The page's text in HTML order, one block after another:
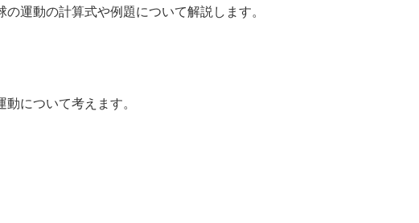
運動の計算式や例題について解説します。
について考えます。